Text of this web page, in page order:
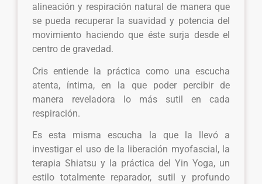
alineación y respiración natural de manera que
se pueda recuperar la suavidad y potencia del
movimiento haciendo que éste surja desde el
centro de gravedad.
Cris entiende la práctica como una escucha
atenta, íntima, en la que poder percibir de
manera reveladora lo más sutil en cada
respiración.
Es esta misma escucha la que la llevó a
investigar el uso de la liberación myofascial, la
terapia Shiatsu y la práctica del Yin Yoga, un
estilo totalmente reparador, sutil y profundo